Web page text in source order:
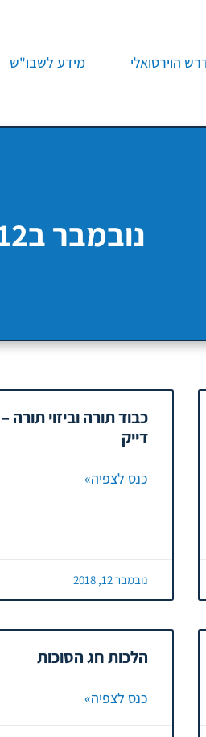
הוירטואלי מידע לשבו"ש
נובמבר ב12, 2018
כבוד תורה וביזוי תורה
דייק
כנס לצפיה»
נובמבר 12, 2018
הלכות חג הסוכות
כנס לצפיה»